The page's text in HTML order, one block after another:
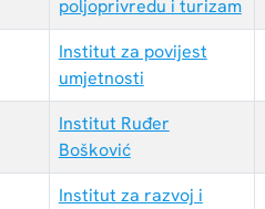
poljoprivredu i turizam
Institut za povijest
umjetnosti
Institut Ruđer
Bošković
Institut za razvoj i